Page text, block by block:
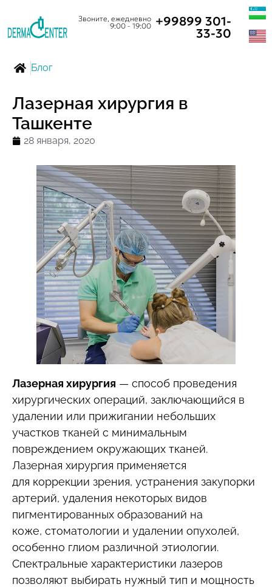
Звоните, ежедневно
9:00 - 19:00 +99899 301-
33-30
Блог
Лазерная хирургия в
Ташкенте
28 января, 2020
Лазерная хирургия — способ проведения
хирургических операций, заключающийся в
удалении или прижигании небольших
участков тканей с минимальным
повреждением окружающих тканей.
Лазерная хирургия применяется
для коррекции зрения, устранения закупорки
артерий, удаления некоторых видов
пигментированных образований на
коже, стоматологии и удалении опухолей,
особенно глиом различной этиологии.
Спектральные характеристики лазеров
позволяют выбирать нужный тип и мощность